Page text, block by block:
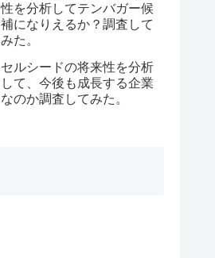
性を分析してテンバガー候
補になりえるか？調査して
みた。
セルシードの将来性を分析
して、今後も成長する企業
なのか調査してみた。